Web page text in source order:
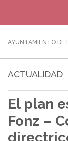
AYUNTAMIENTO DE
ACTUALIDAD
El plan
Fonz –